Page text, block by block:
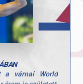
a várnai World